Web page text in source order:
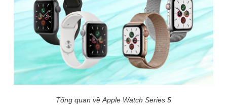
Tổng quan về Apple Watch Series 5